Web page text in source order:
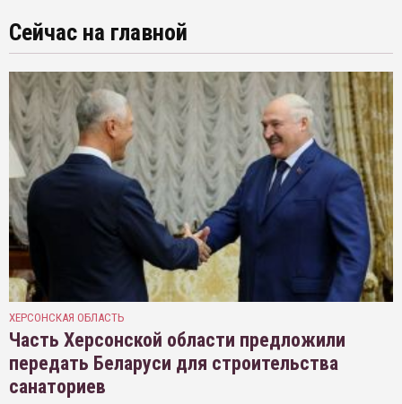
Сейчас на главной
ХЕРСОНСКАЯ ОБЛАСТЬ
Часть Херсонской области предложили
передать Беларуси для строительства
санаториев